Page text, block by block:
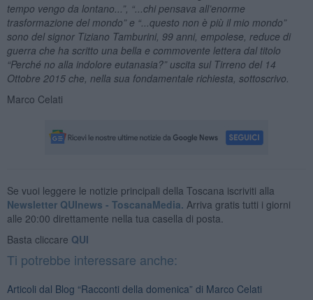
tempo vengo da lontano...”, “...chi pensava all’enorme
trasformazione del mondo” e “...questo non è più il mio mondo”
sono del signor Tiziano Tamburini, 99 anni, empolese, reduce di
guerra che ha scritto una bella e commovente lettera dal titolo
“Perché no alla indolore eutanasia?” uscita sul Tirreno del 14
Ottobre 2015 che, nella sua fondamentale richiesta, sottoscrivo.
Marco Celati
Se vuoi leggere le notizie principali della Toscana iscriviti alla
Newsletter QUInews - ToscanaMedia. Arriva gratis tutti i giorni
alle 20:00 direttamente nella tua casella di posta.
Basta cliccare QUI
Ti potrebbe interessare anche:
Articoli dal Blog “Racconti della domenica” di Marco Celati